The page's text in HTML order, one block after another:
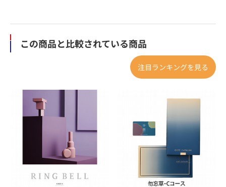
この商品と比較されている商品
注目ランキングを見る